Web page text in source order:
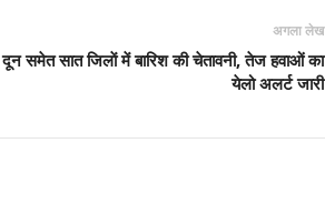
अगला लेख
दून समेत सात जिलाें में बारिश की चेतावनी, तेज हवाओं का
येलो अलर्ट जारी